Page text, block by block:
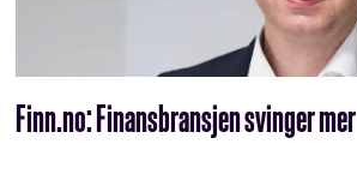
Finn.no: Finansbransjen svinger mer